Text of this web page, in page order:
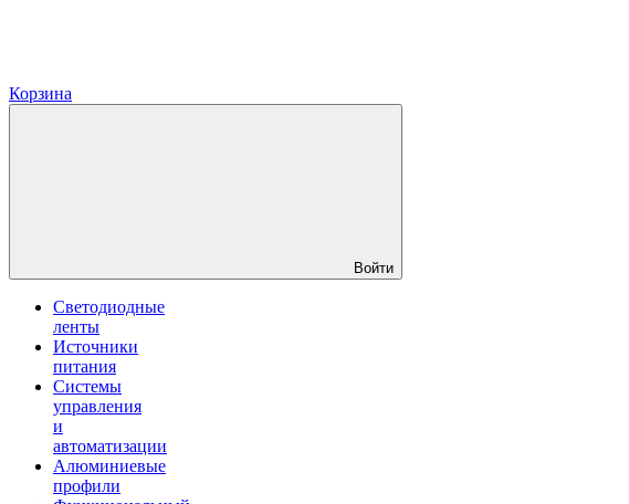
Корзина
Войти
Светодиодные
ленты
Источники
питания
Системы
управления
и
автоматизации
Алюминиевые
профили